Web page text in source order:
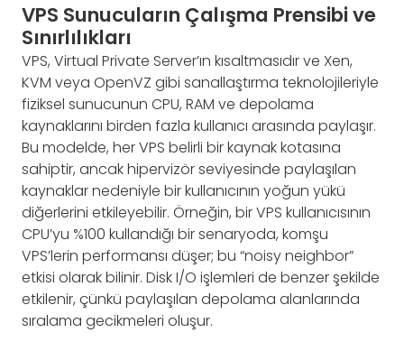
VPS Sunucuların Çalışma Prensibi ve
Sınırlılıkları
VPS, Virtual Private Server’ın kısaltmasıdır ve Xen,
KVM veya OpenVZ gibi sanallaştırma teknolojileriyle
fiziksel sunucunun CPU, RAM ve depolama
kaynaklarını birden fazla kullanıcı arasında paylaşır.
Bu modelde, her VPS belirli bir kaynak kotasına
sahiptir, ancak hipervizör seviyesinde paylaşılan
kaynaklar nedeniyle bir kullanıcının yoğun yükü
diğerlerini etkileyebilir. Örneğin, bir VPS kullanıcısının
CPU’yu %100 kullandığı bir senaryoda, komşu
VPS’lerin performansı düşer; bu “noisy neighbor”
etkisi olarak bilinir. Disk I/O işlemleri de benzer şekilde
etkilenir, çünkü paylaşılan depolama alanlarında
sıralama gecikmeleri oluşur.